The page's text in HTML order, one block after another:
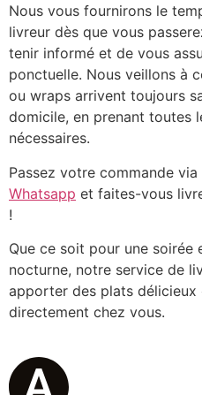
Nous vous fournirons le
livreur dès que vous
tenir informé et de vous
ponctuelle. Nous veillons à
ou wraps arrivent toujours
domicile, en prenant toutes
nécessaires.
Passez votre commande via
Whatsapp et faites-vous
!
Que ce soit pour une soirée
nocturne, notre service de
apporter des plats délicieux
directement chez vous.